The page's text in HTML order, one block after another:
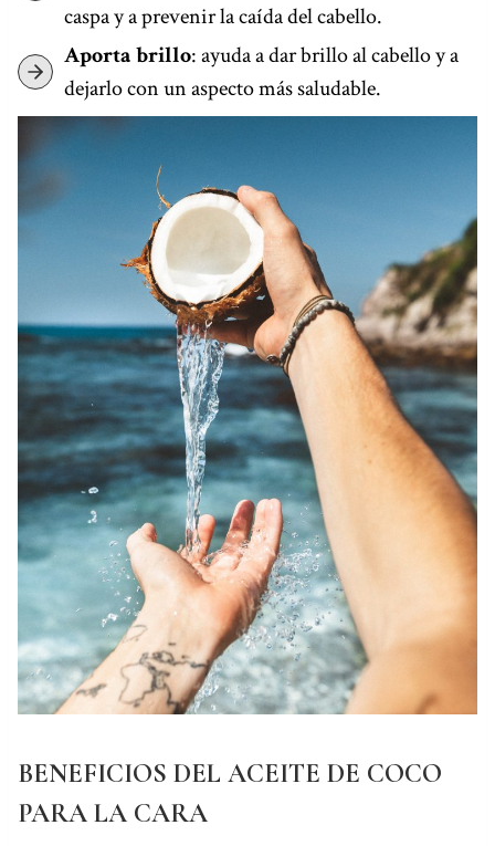
caspa y a prevenir la caída del cabello.
Aporta brillo: ayuda a dar brillo al cabello y a
dejarlo con un aspecto más saludable.
BENEFICIOS DEL ACEITE DE COCO
PARA LA CARA